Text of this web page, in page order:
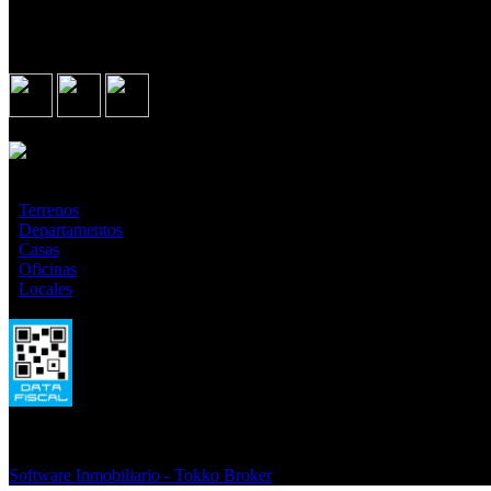
Terrenos
Departamentos
Casas
Oficinas
Locales
Software Inmobiliario - Tokko Broker